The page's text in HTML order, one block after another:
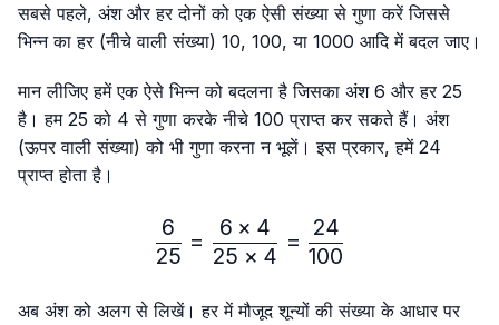
सबसे पहले, अंश और हर दोनों को एक ऐसी संख्या से गुणा करें जिससे
भिन्न का हर (नीचे वाली संख्या) 10, 100, या 1000 आदि में बदल जाए।
मान लीजिए हमें एक ऐसे भिन्न को बदलना है जिसका अंश 6 और हर 25
है। हम 25 को 4 से गुणा करके नीचे 100 प्राप्त कर सकते हैं। अंश
(ऊपर वाली संख्या) को भी गुणा करना न भूलें। इस प्रकार, हमें 24
प्राप्त होता है।
\frac{6}{25}=\frac{6 ×
25
6
=
25 × 4
6 × 4
=
100
24
अब अंश को अलग से लिखें। हर में मौजूद शून्यों की संख्या के आधार पर